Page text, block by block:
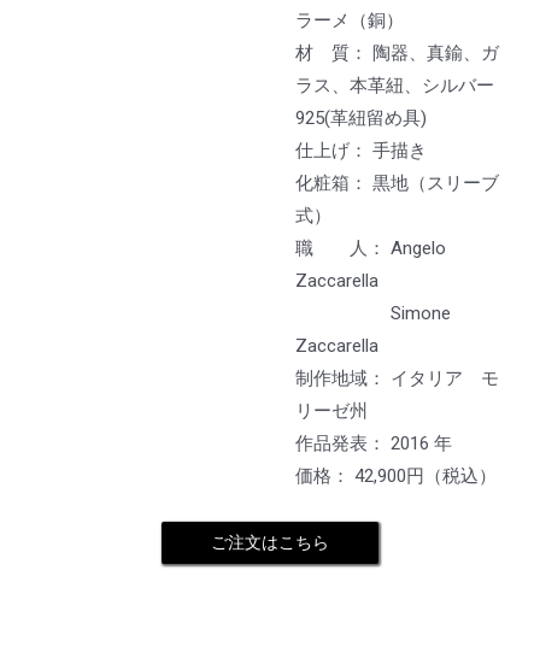
ラーメ（銅）
材 質： 陶器、真鍮、ガ
ラス、本革紐、シルバー
925(革紐留め具)
仕上げ： 手描き
化粧箱： 黒地（スリーブ
式）
職 人： Angelo
Zaccarella
Simone
Zaccarella
制作地域： イタリア モ
リーゼ州
作品発表： 2016 年
価格： 42,900円（税込）
ご注文はこちら